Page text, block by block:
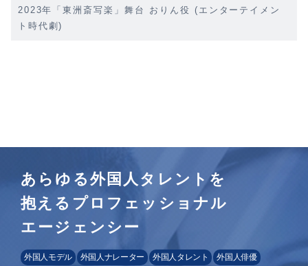
2023年「東洲斎写楽」舞台 おりん役 (エンターテイメン
ト時代劇)
あらゆる外国人タレントを
抱えるプロフェッショナル
エージェンシー
外国人モデル 外国人ナレーター 外国人タレント 外国人俳優